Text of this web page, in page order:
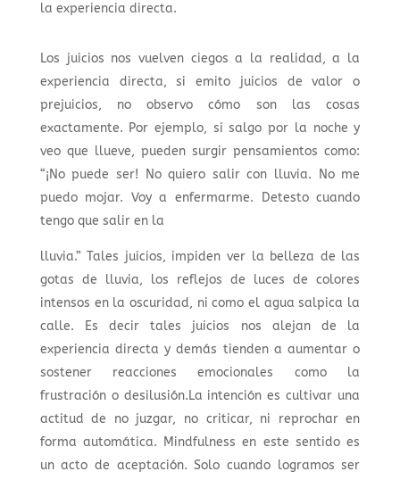
la experiencia directa.
Los juicios nos vuelven ciegos a la realidad, a la
experiencia directa, si emito juicios de valor o
prejuicios, no observo cómo son las cosas
exactamente. Por ejemplo, si salgo por la noche y
veo que llueve, pueden surgir pensamientos como:
“¡No puede ser! No quiero salir con lluvia. No me
puedo mojar. Voy a enfermarme. Detesto cuando
tengo que salir en la
lluvia.” Tales juicios, impiden ver la belleza de las
gotas de lluvia, los reflejos de luces de colores
intensos en la oscuridad, ni como el agua salpica la
calle. Es decir tales juicios nos alejan de la
experiencia directa y demás tienden a aumentar o
sostener reacciones emocionales como la
frustración o desilusión.La intención es cultivar una
actitud de no juzgar, no criticar, ni reprochar en
forma automática. Mindfulness en este sentido es
un acto de aceptación. Solo cuando logramos ser